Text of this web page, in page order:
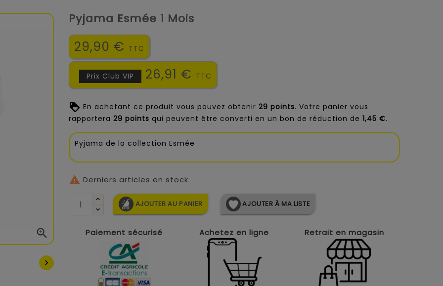


Pyjama Esmée 1 Mois
29,90 € TTC
Prix Club VIP 26,91 € TTC
En achetant ce produit vous pouvez obtenir 29 points. Votre panier vous
rapportera 29 points qui peuvent être converti en un bon de réduction de 1,45 €.
Pyjama de la collection Esmée
 Derniers articles en stock
AJOUTER AU PANIER AJOUTER À MA LISTE
Paiement sécurisé Achetez en ligne Retrait en magasin